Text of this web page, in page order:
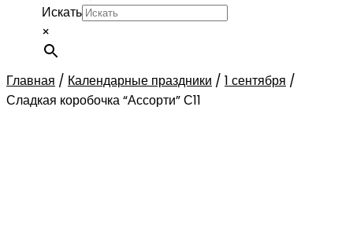
Искать
×
Главная / Календарные праздники / 1 сентября /
Сладкая коробочка “Ассорти” С11